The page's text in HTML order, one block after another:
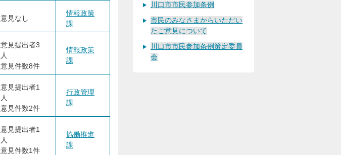
意見なし
情報政策
課
意見提出者3
人
意見件数8件
情報政策
課
意見提出者1
人
意見件数2件
行政管理
課
意見提出者1
人
意見件数1件
協働推進
課
川口市市民参加条例
市民のみなさまからいただい
たご意見について
川口市市民参加条例策定委員
会